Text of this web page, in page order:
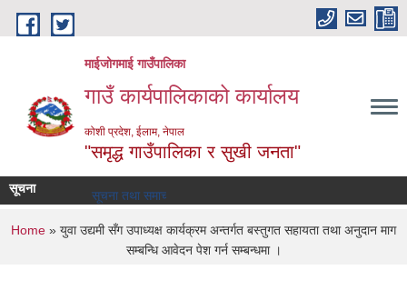
Skip to main content
माईजोगमाई गाउँपालिका
गाउँ कार्यपालिकाको कार्यालय
कोशी प्रदेश, ईलाम, नेपाल
"समृद्ध गाउँपालिका र सुखी जनता"
सूचना सूचना तथा समाचार
You are here
Home » युवा उद्यमी सँग उपाध्यक्ष कार्यक्रम अन्तर्गत बस्तुगत सहायता तथा अनुदान माग
सम्बन्धि आवेदन पेश गर्न सम्बन्धमा ।